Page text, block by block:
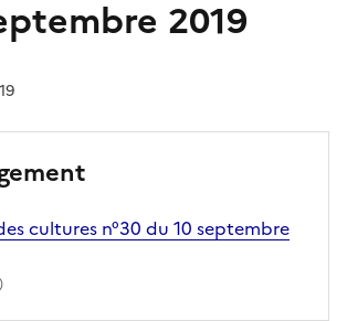
2019
cultures n°30 du 10 septembre